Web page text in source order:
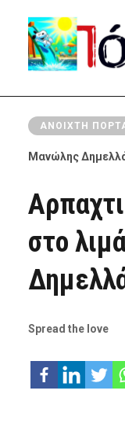
ΑΝΟΙΧΤΉ
Μανώλης
στο
Spread the love